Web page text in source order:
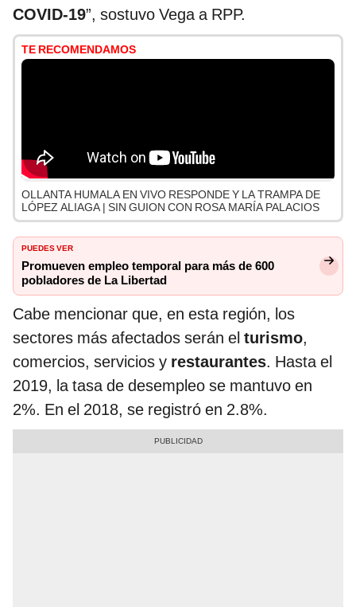
COVID-19”, sostuvo Vega a RPP.
TE RECOMENDAMOS
OLLANTA HUMALA EN VIVO RESPONDE Y LA TRAMPA DE
LÓPEZ ALIAGA | SIN GUION CON ROSA MARÍA PALACIOS
PUEDES VER
Promueven empleo temporal para más de 600
pobladores de La Libertad
Cabe mencionar que, en esta región, los
sectores más afectados serán el turismo,
comercios, servicios y restaurantes. Hasta el
2019, la tasa de desempleo se mantuvo en
2%. En el 2018, se registró en 2.8%.